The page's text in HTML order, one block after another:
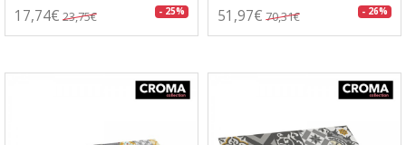
17,74€ 23,75€ - 25% 51,97€ 70,31€ - 26%